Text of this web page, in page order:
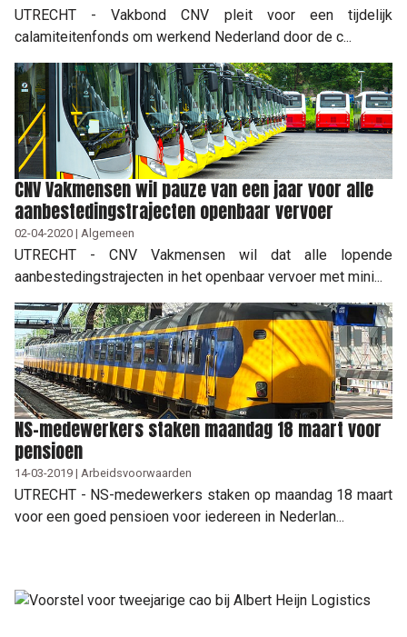
UTRECHT - Vakbond CNV pleit voor een tijdelijk
calamiteitenfonds om werkend Nederland door de c...
CNV Vakmensen wil pauze van een jaar voor alle
aanbestedingstrajecten openbaar vervoer
02-04-2020 | Algemeen
UTRECHT - CNV Vakmensen wil dat alle lopende
aanbestedingstrajecten in het openbaar vervoer met mini...
NS-medewerkers staken maandag 18 maart voor
pensioen
14-03-2019 | Arbeidsvoorwaarden
UTRECHT - NS-medewerkers staken op maandag 18 maart
voor een goed pensioen voor iedereen in Nederlan...